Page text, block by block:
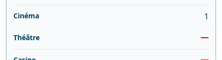
Cinéma 1
Théâtre